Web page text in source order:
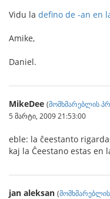
Vidu la defino de -an en
Amike,
Daniel.
MikeDee (მომხმარებლის
5 მარტი, 2009 21:53:00
eble: la ĉeestanto
kaj la Ĉeestano estas en
jan aleksan (